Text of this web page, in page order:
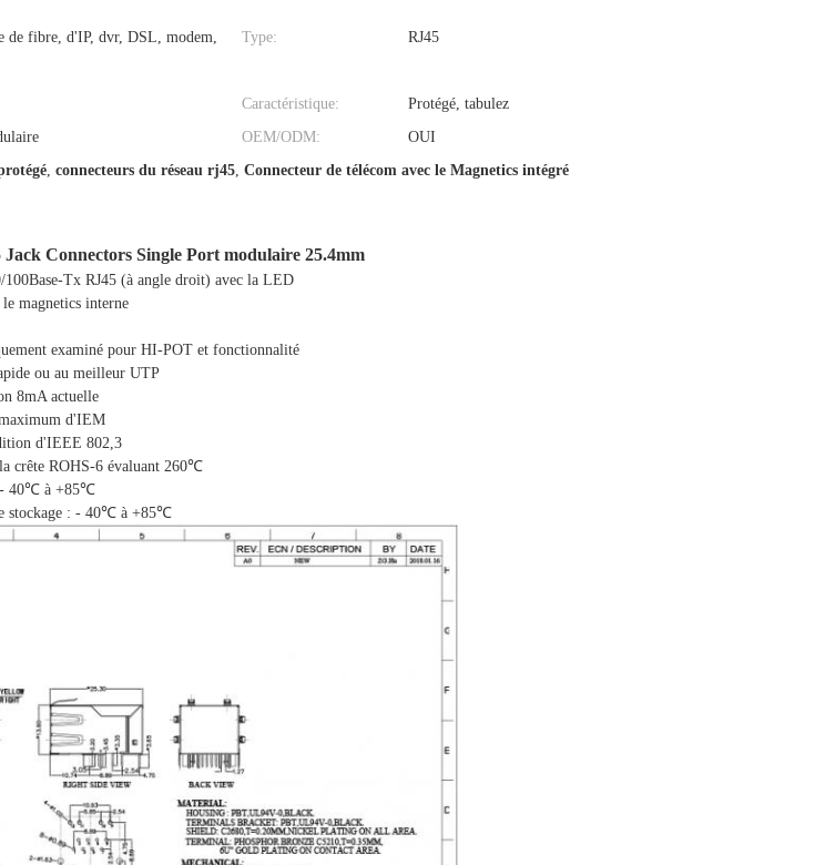
de fibre, d'IP, dvr, DSL, modem,
Type: RJ45
Caractéristique:
Protégé, tabulez
OEM/ODM:
OUI
, connecteurs du réseau rj45, Connecteur de télécom avec le Magnetics intégré
Connectors Single Port modulaire 25.4mm
Tx RJ45 (à angle droit) avec la LED
magnetics interne
examiné pour HI-POT et fonctionnalité
ou au meilleur UTP
8mA actuelle
d'IEM
d'IEEE 802,3
crête ROHS-6 évaluant 260℃
- 40℃ à +85℃
stockage : - 40℃ à +85℃